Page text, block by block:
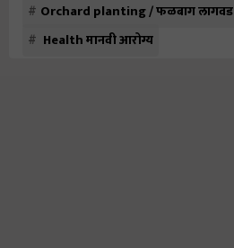
Orchard planting / फळबाग लागवड
Health मानवी आरोग्य